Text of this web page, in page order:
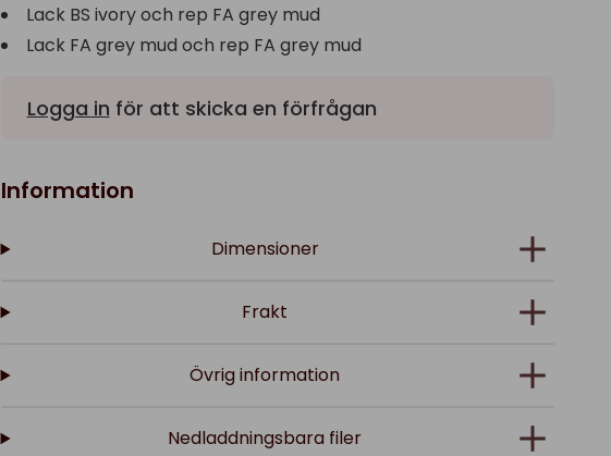
Lack BS ivory och rep FA grey mud
Lack FA grey mud och rep FA grey mud
Logga in för att skicka en förfrågan
Information
Dimensioner
Frakt
Övrig information
Nedladdningsbara filer